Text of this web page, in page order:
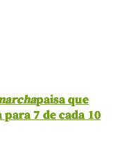
paisa que
7 de cada 10